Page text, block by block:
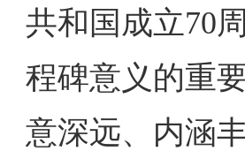
共和国成立70
程碑意义的重
意深远、内涵